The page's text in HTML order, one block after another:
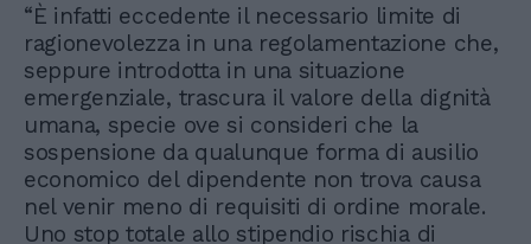
“È infatti eccedente il necessario limite di
ragionevolezza in una regolamentazione che,
seppure introdotta in una situazione
emergenziale, trascura il valore della dignità
umana, specie ove si consideri che la
sospensione da qualunque forma di ausilio
economico del dipendente non trova causa
nel venir meno di requisiti di ordine morale.
Uno stop totale allo stipendio rischia di